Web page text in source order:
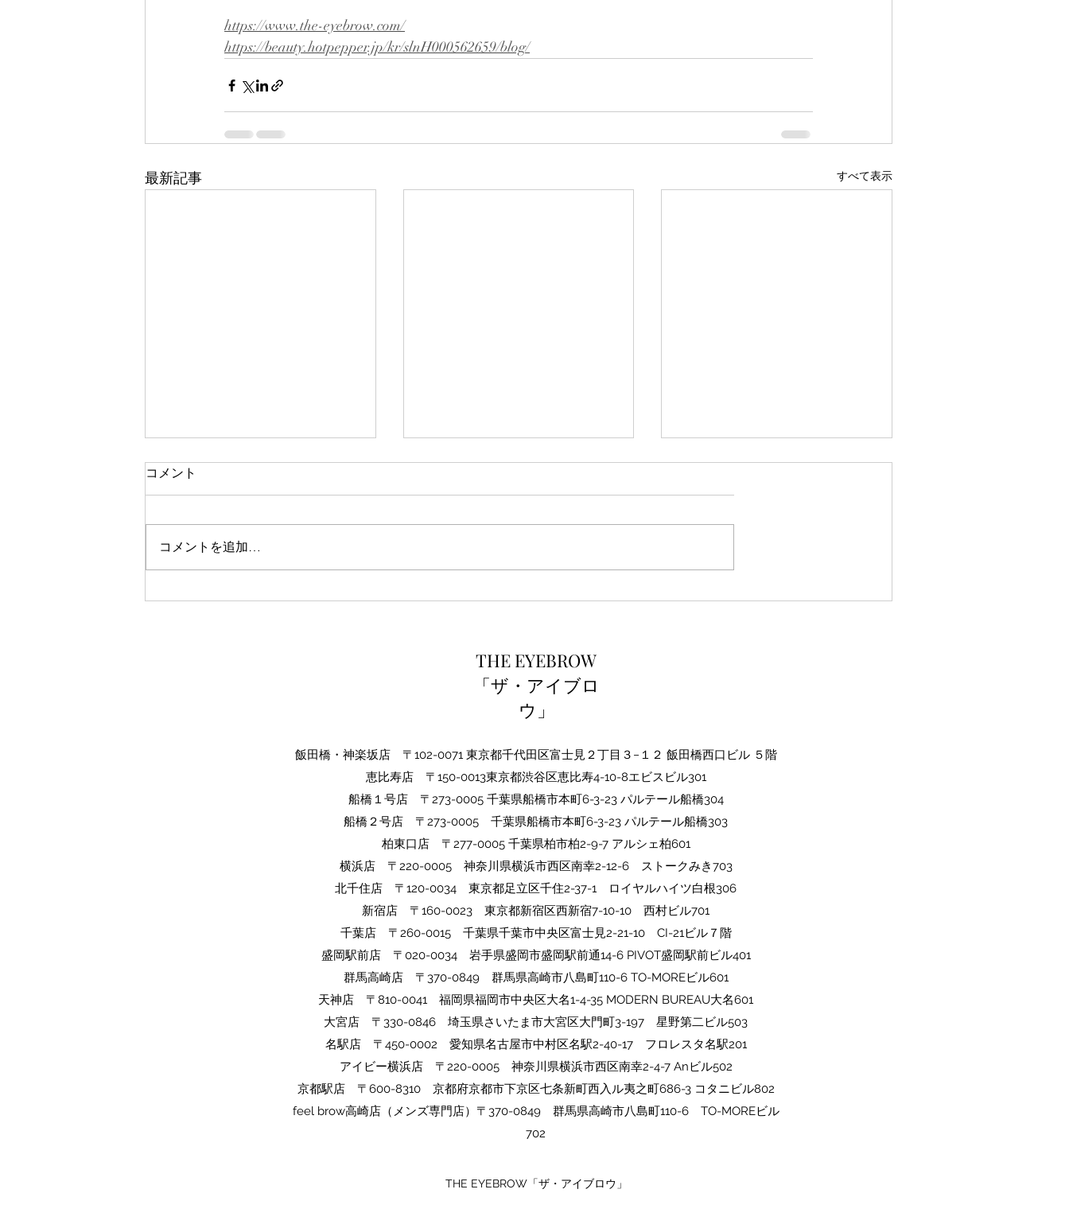
https://www.the-eyebrow.com/
https://beauty.hotpepper.jp/kr/slnH000562659/blog/
最新記事 すべて表示
美眉スタイリング
THE EYEBROW1周年☆
コメント
コメントを追加…
THE EYEBROW
「ザ・アイブロ
ウ」
飯田橋・神楽坂店 〒102-0071 東京都千代田区富士見２丁目３−１２ 飯田橋西口ビル ５階
​恵比寿店 〒150-0013東京都渋谷区恵比寿4-10-8エビスビル301
船橋１号店 〒273-0005 千葉県船橋市本町6-3-23 パルテール船橋304​
船橋２号店 〒273-0005​ 千葉県船橋市本町6-3-23 パルテール船橋303
​柏東口店 〒277-0005 千葉県柏市柏2-9-7 アルシェ柏601
横浜店 〒220-0005 神奈川県横浜市西区南幸2-12-6 ストークみき703
​北千住店 〒120-0034 東京都足立区千住2-37-1 ロイヤルハイツ白根306
​​新宿店 〒160-0023 東京都新宿区西新宿7-10-10 西村ビル701
​​千葉店 〒260-0015 千葉県千葉市中央区富士見2-21-10 CI-21ビル７階
​盛岡駅前店 〒020-0034 岩手県盛岡市盛岡駅前通14-6 PIVOT盛岡駅前ビル401
​​群馬高崎店 〒370-0849 群馬県高崎市八島町110-6 TO-MOREビル601
天神店 〒810-0041 福岡県福岡市中央区大名1-4-35 MODERN BUREAU大名601
​大宮店 〒330-0846 埼玉県さいたま市大宮区大門町3-197 星野第二ビル503
名駅店 〒450-0002 愛知県名古屋市中村区名駅2-40-17 フロレスタ名駅201
アイビー横浜店 〒220-0005 神奈川県横浜市西区南幸2-4-7 Anビル502
京都駅店 〒600-8310 京都府京都市下京区七条新町西入ル夷之町686-3 コタニビル802
feel brow高崎店（メンズ専門店）〒370-0849 群馬県高崎市八島町110-6 TO-MOREビル
702
THE EYEBROW「ザ・アイブロウ」​​